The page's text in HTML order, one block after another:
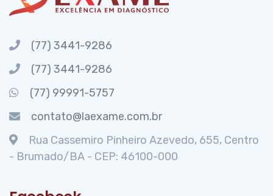
(77) 3441-9286
(77) 3441-9286
(77) 99991-5757
contato@laexame.com.br
Rua Cassemiro Pinheiro Azevedo, 655, Centro
- Brumado/BA - CEP: 46100-000